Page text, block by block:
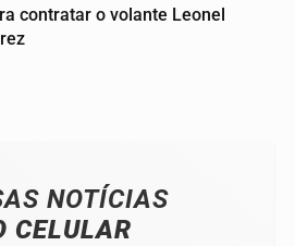
contratar o volante Leonel
NOTÍCIAS
CELULAR